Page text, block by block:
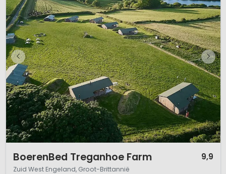
BoerenBed Treganhoe Farm 9,9
Zuid West Engeland, Groot-Brittannië